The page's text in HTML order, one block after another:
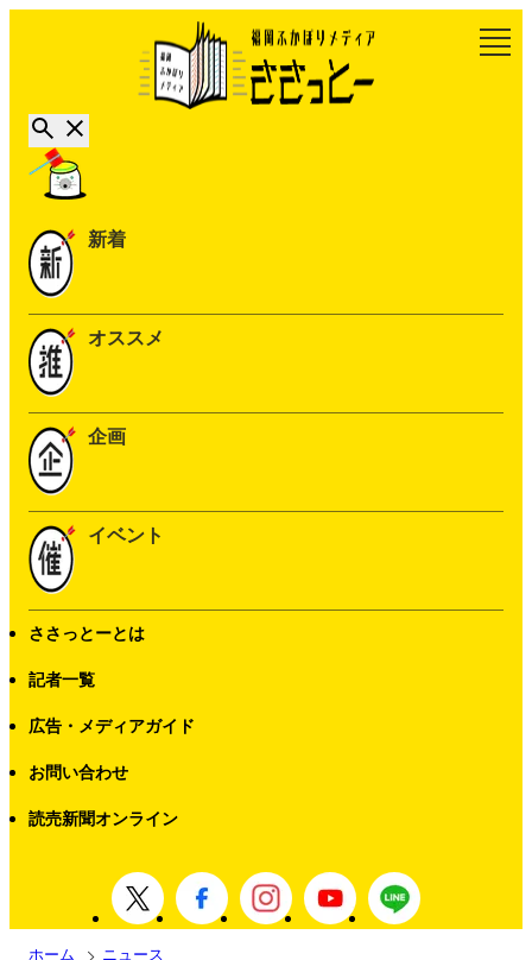
新着
オススメ
企画
イベント
ささっとーとは
記者一覧
広告・メディアガイド
お問い合わせ
読売新聞オンライン
ホーム
ニュース